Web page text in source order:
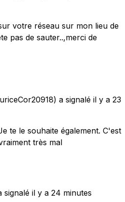
votre réseau sur mon lieu de
pas de sauter..,merci de
a signalé il y a 23
te le souhaite également. C'est
très mal
signalé il y a 24 minutes